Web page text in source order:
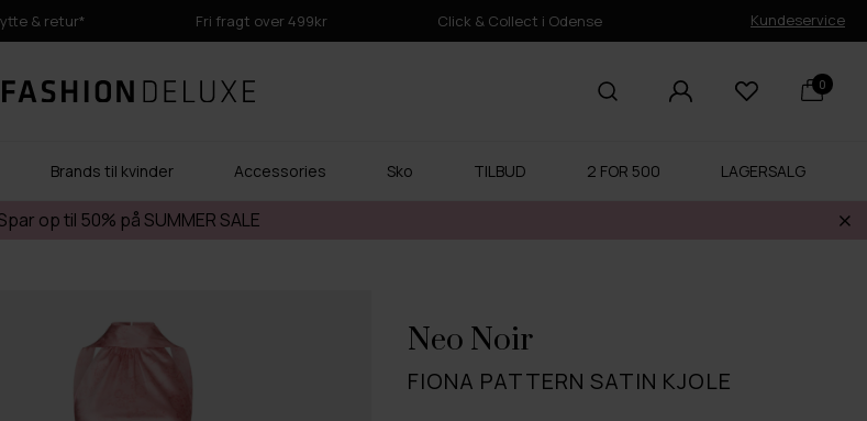
& retur* Fri fragt over 499kr Click & Collect i Odense Kundeservice
0
Brands til kvinder Accessories Sko TILBUD 2 FOR 500 LAGERSALG
op til 50% på SUMMER SALE
Neo Noir
FIONA PATTERN SATIN KJOLE